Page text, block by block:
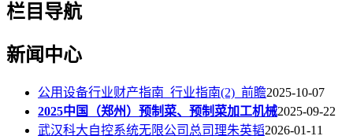
栏目导航
新闻中心
公用设备行业财产指南_行业指南(2)_前瞻2025-10-07
2025中国（郑州）预制菜、预制菜加工机械2025-09-22
武汉科大自控系统无限公司总司理朱英韬2026-01-11